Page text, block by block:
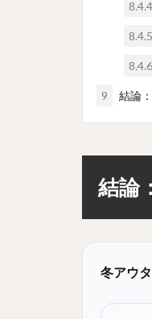
8.4.4
8.4.5
8.4.6
9 結論
結論
冬アウ